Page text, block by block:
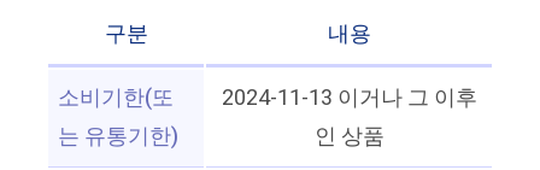
구분
내용
소비기한(또
는 유통기한)
2024-11-13 이거나 그 이후
인 상품